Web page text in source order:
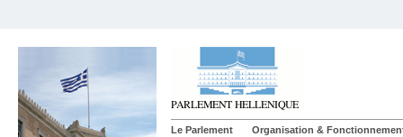
Le Parlement Organisation &